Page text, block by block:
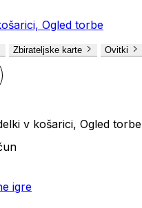
Ogled torbe
Zbirateljske karte Ovitki
v košarici, Ogled torbe
igre